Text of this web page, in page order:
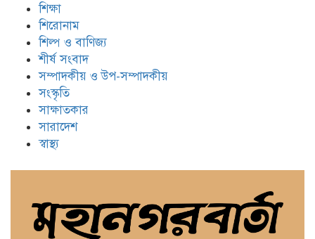
শিক্ষা
শিরোনাম
শিল্প ও বাণিজ্য
শীর্ষ সংবাদ
সম্পাদকীয় ও উপ-সম্পাদকীয়
সংস্কৃতি
সাক্ষাতকার
সারাদেশ
স্বাস্থ্য